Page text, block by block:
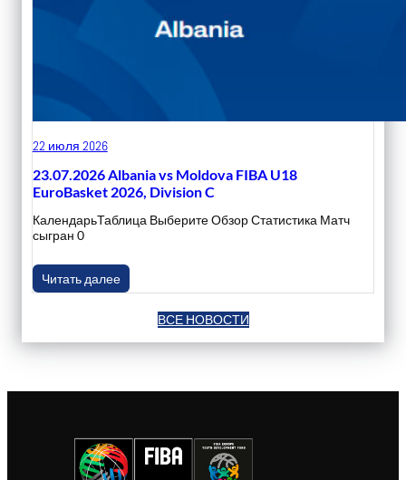
22 июля 2026
23.07.2026 Albania vs Moldova FIBA U18
EuroBasket 2026, Division C
КалендарьТаблица Выберите Обзор Статистика Матч
сыгран 0
Читать далее
ВСЕ НОВОСТИ